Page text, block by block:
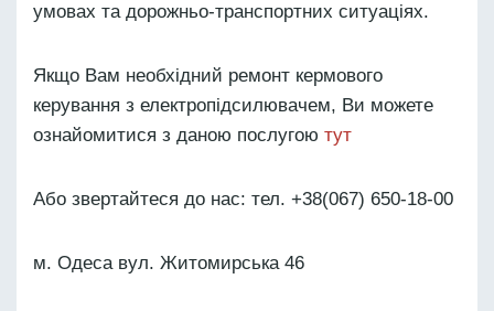
умовах та дорожньо-транспортних ситуаціях.
Якщо Вам необхідний ремонт кермового
керування з електропідсилювачем, Ви можете
ознайомитися з даною послугою тут
Або звертайтеся до нас: тел. +38(067) 650-18-00
м. Одеса вул. Житомирська 46